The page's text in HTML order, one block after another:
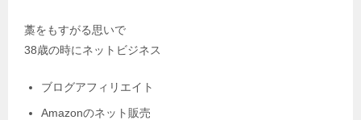
藁をもすがる思いで
38歳の時にネットビジネス
ブログアフィリエイト
Amazonのネット販売